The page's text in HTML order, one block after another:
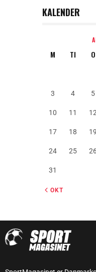
KALENDER
M TI O
3 4 5
10 11 12
17 18 19
24 25
31
« OKT